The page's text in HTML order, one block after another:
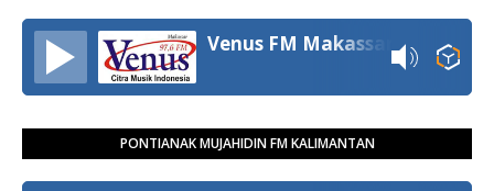
Venus FM Makassar
PONTIANAK MUJAHIDIN FM KALIMANTAN